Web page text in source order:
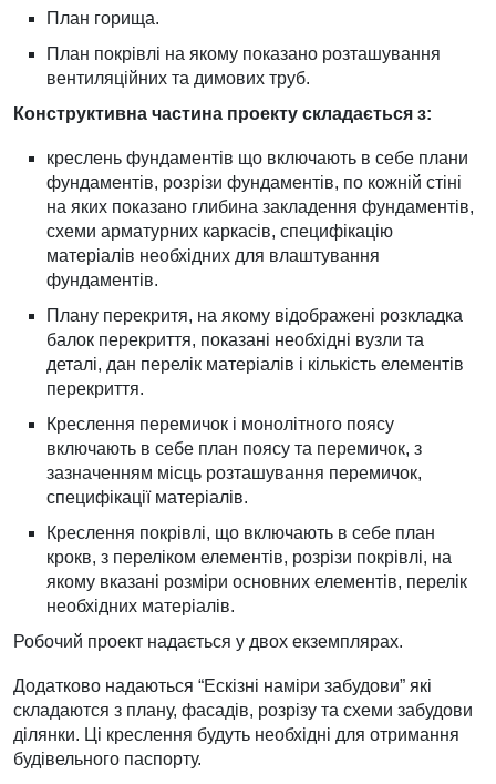
План горища.
План покрівлі на якому показано розташування
вентиляційних та димових труб.
Конструктивна частина проекту складається з:
креслень фундаментів що включають в себе плани
фундаментів, розрізи фундаментів, по кожній стіні
на яких показано глибина закладення фундаментів,
схеми арматурних каркасів, специфікацію
матеріалів необхідних для влаштування
фундаментів.
Плану перекритя, на якому відображені розкладка
балок перекриття, показані необхідні вузли та
деталі, дан перелік матеріалів і кількість елементів
перекриття.
Креслення перемичок і монолітного поясу
включають в себе план поясу та перемичок, з
зазначенням місць розташування перемичок,
специфікації матеріалів.
Креслення покрівлі, що включають в себе план
крокв, з переліком елементів, розрізи покрівлі, на
якому вказані розміри основних елементів, перелік
необхідних матеріалів.
Робочий проект надається у двох екземплярах.
Додатково надаються “Ескізні наміри забудови” які
складаются з плану, фасадів, розрізу та схеми забудови
ділянки. Ці креслення будуть необхідні для отримання
будівельного паспорту.